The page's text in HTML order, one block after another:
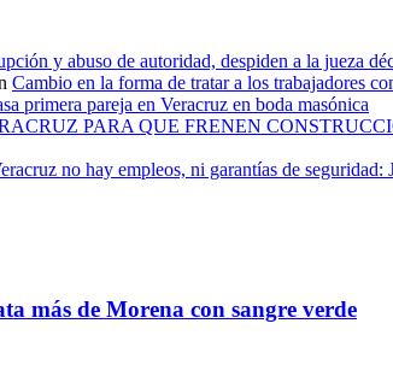
y abuso de autoridad, despiden a la jueza
Cambio en la forma de tratar a los trabajadores
primera pareja en Veracruz en boda masónica
PARA QUE FRENEN
no hay empleos, ni garantías de seguridad:
más de Morena con sangre verde